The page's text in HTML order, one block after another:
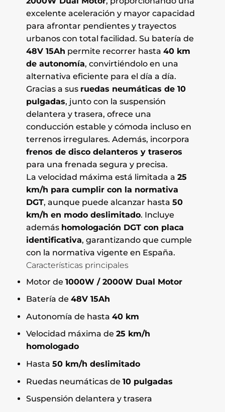
excelente aceleración y mayor capacidad
para afrontar pendientes y trayectos
urbanos con total facilidad. Su batería de
48V 15Ah permite recorrer hasta 40 km
de autonomía, convirtiéndolo en una
alternativa eficiente para el día a día.
Gracias a sus ruedas neumáticas de 10
pulgadas, junto con la suspensión
delantera y trasera, ofrece una
conducción estable y cómoda incluso en
terrenos irregulares. Además, incorpora
frenos de disco delanteros y traseros
para una frenada segura y precisa.
La velocidad máxima está limitada a 25
km/h para cumplir con la normativa
DGT, aunque puede alcanzar hasta 50
km/h en modo deslimitado. Incluye
además homologación DGT con placa
identificativa, garantizando que cumple
con la normativa vigente en España.
Características principales
Motor de 1000W / 2000W Dual Motor
Batería de 48V 15Ah
Autonomía de hasta 40 km
Velocidad máxima de 25 km/h
homologado
Hasta 50 km/h deslimitado
Ruedas neumáticas de 10 pulgadas
Suspensión delantera y trasera